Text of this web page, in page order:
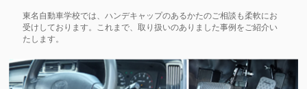
東名自動車学校では、ハンデキャップのあるかたのご相談も柔軟にお
受けしております。これまで、取り扱いのありました事例をご紹介い
たします。